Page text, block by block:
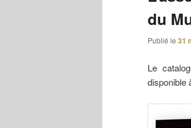
du
Publié le 31
Le
disponible